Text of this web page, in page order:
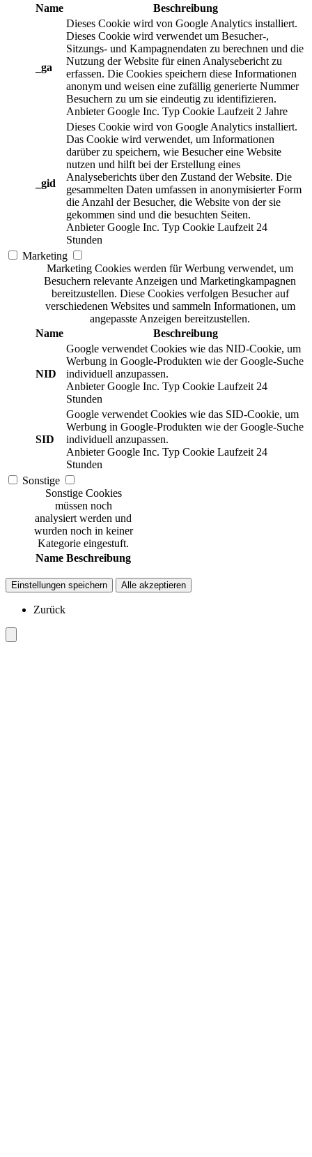
Name
Beschreibung
_ga
Dieses Cookie wird von Google Analytics installiert.
Dieses Cookie wird verwendet um Besucher-,
Sitzungs- und Kampagnendaten zu berechnen und die
Nutzung der Website für einen Analysebericht zu
erfassen. Die Cookies speichern diese Informationen
anonym und weisen eine zufällig generierte Nummer
Besuchern zu um sie eindeutig zu identifizieren.
Anbieter Google Inc. Typ Cookie Laufzeit 2 Jahre
_gid
Dieses Cookie wird von Google Analytics installiert.
Das Cookie wird verwendet, um Informationen
darüber zu speichern, wie Besucher eine Website
nutzen und hilft bei der Erstellung eines
Analyseberichts über den Zustand der Website. Die
gesammelten Daten umfassen in anonymisierter Form
die Anzahl der Besucher, die Website von der sie
gekommen sind und die besuchten Seiten.
Anbieter Google Inc. Typ Cookie Laufzeit 24
Stunden
Marketing
Marketing Cookies werden für Werbung verwendet, um
Besuchern relevante Anzeigen und Marketingkampagnen
bereitzustellen. Diese Cookies verfolgen Besucher auf
verschiedenen Websites und sammeln Informationen, um
angepasste Anzeigen bereitzustellen.
Name
Beschreibung
NID
Google verwendet Cookies wie das NID-Cookie, um
Werbung in Google-Produkten wie der Google-Suche
individuell anzupassen.
Anbieter Google Inc. Typ Cookie Laufzeit 24
Stunden
SID
Google verwendet Cookies wie das SID-Cookie, um
Werbung in Google-Produkten wie der Google-Suche
individuell anzupassen.
Anbieter Google Inc. Typ Cookie Laufzeit 24
Stunden
Sonstige
Sonstige Cookies
müssen noch
analysiert werden und
wurden noch in keiner
Kategorie eingestuft.
Name Beschreibung
Einstellungen speichern Alle akzeptieren
Zurück